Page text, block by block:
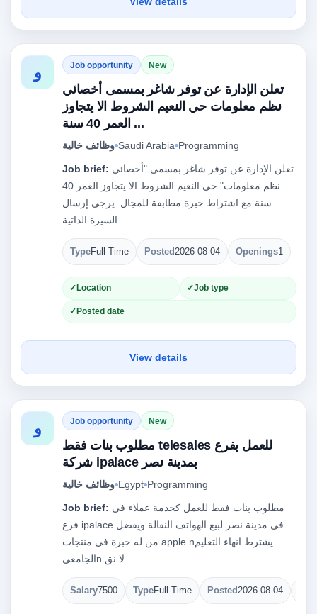
و Job opportunity New
تعلن الإدارة عن توفر شاغر بمسمى أخصائي
نظم معلومات حي النعيم الشروط الا يتجاوز
العمر 40 سنة ...
وظائف خالية Saudi Arabia Programming
Job brief:
نظم معلومات" حي النعيم الشروط الا يتجاوز العمر 40
سنة مع اشتراط خبرة مطابقة للمجال. يرجى إرسال
TypeFull-Time Posted2026-08-04 Openings1
Location Job type
Posted date
View details
و Job opportunity New
مطلوب بنات فقط telesales للعمل بفرع
شركة ipalace بمدينة نصر
وظائف خالية Egypt Programming
Job brief:
فرع ipalace في مدينة نصر لبيع الهواتف النقالة ويفضل
من له خبرة في منتجات apple nيشترط انهاء التعليم
Salary7500 TypeFull-Time Posted2026-08-04